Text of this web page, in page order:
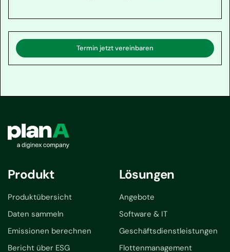
Termin jetzt vereinbaren
Produkt
Produktübersicht
Daten sammeln
Emissionen berechnen
Bericht über ESG
Lösungen
Angebote
Software & IT
Geschäftsdienstleistungen
Flottenmanagement